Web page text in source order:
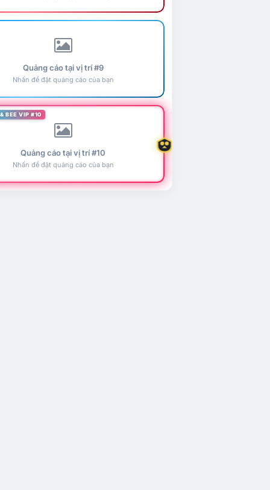
Quảng cáo tại vị trí #9
Nhấn để đặt quảng cáo của bạn
BEE VIP #10
Quảng cáo tại vị trí #10
Nhấn để đặt quảng cáo của bạn